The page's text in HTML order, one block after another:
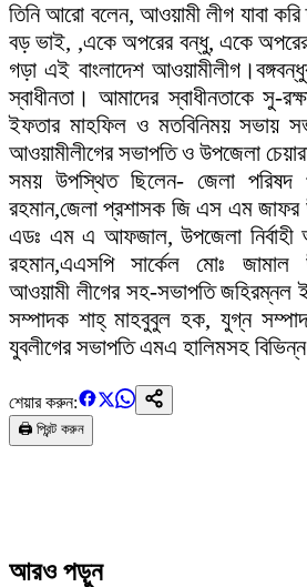
তিনি আরো বলেন, আওয়ামী লীগ যাবা
বড় ভাই, ,একে অপরের বন্ধু, একে
গড়া এই বাংলাদেশ
স্বাধীনতা। আমাদের স্বাধীনতাকে সু-
ইফতার মাহফিল ও মতবিনিময় সভায়
আওয়ামীলীগের সভাপতি ও উপজেলা
সময় উপস্থিত ছিলেন- জেলা
রহমান,জেলা প্রশাসক জি এস এম জাফর
এডঃ এম এ আফজাল, উপজেলা নির্বাহী
রহমান,এএসপি সার্কেল মোঃ জামাল
আওয়ামী লীগের সহ-সভাপতি জহিরম্নল
সম্পাদক শাহ্ মাহবুবুল হক, যুগ্ন
যুবলীগের সভাপতি এমএ হালিমসহ
শেয়ার করুন:
🖨️ প্রিন্ট করুন
আরও পড়ুন